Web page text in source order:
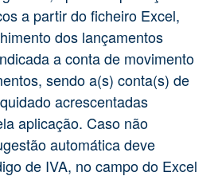
a partir do ficheiro Excel,
dos lançamentos
a conta de movimento
sendo a(s) conta(s) de
acrescentadas
aplicação. Caso não
automática deve
de IVA, no campo do Excel